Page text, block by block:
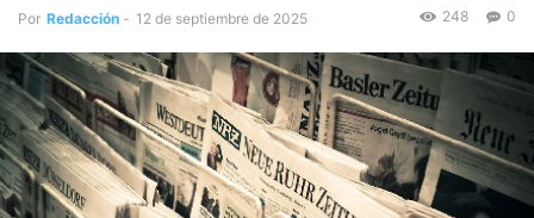
Por Redacción - 12 de septiembre de 2025 0
248